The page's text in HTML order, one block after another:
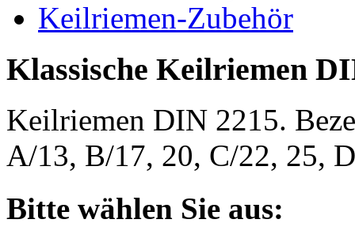
Keilriemen-Zubehör
Klassische Keilriemen
Keilriemen DIN 2215.
A/13, B/17, 20, C/22, 25,
Bitte wählen Sie aus: